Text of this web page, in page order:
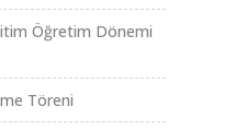
Öğretim Dönemi
Töreni